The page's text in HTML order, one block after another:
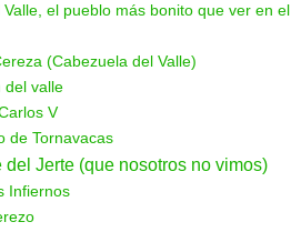
el pueblo más bonito que ver en el
(Cabezuela del Valle)
del valle
V
de Tornavacas
del Jerte (que nosotros no vimos)
Infiernos